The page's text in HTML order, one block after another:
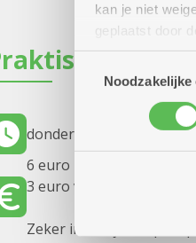
kan je niet
geplaatst door
combineren
Noodzakelijke
donderdag 13 augustus
6 euro per coupe
3 euro voor een
Zeker inschrijven op = op